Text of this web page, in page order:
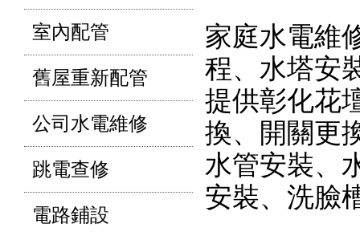
室內配管
舊屋重新配管
公司水電維修
跳電查修
電路鋪設
家庭水電維
程、水塔安
提供彰化花
換、開關更
水管安裝、
安裝、洗臉